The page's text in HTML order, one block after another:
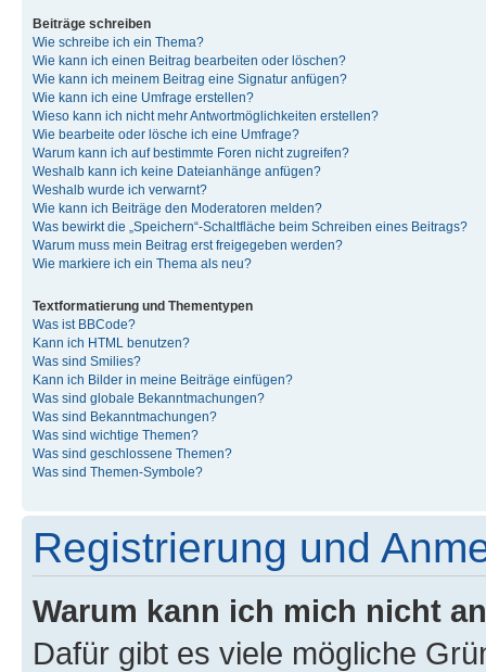
Beiträge schreiben
Wie schreibe ich ein Thema?
Wie kann ich einen Beitrag bearbeiten oder löschen?
Wie kann ich meinem Beitrag eine Signatur anfügen?
Wie kann ich eine Umfrage erstellen?
Wieso kann ich nicht mehr Antwortmöglichkeiten erstellen?
Wie bearbeite oder lösche ich eine Umfrage?
Warum kann ich auf bestimmte Foren nicht zugreifen?
Weshalb kann ich keine Dateianhänge anfügen?
Weshalb wurde ich verwarnt?
Wie kann ich Beiträge den Moderatoren melden?
Was bewirkt die „Speichern“-Schaltfläche beim Schreiben eines Beitrags?
Warum muss mein Beitrag erst freigegeben werden?
Wie markiere ich ein Thema als neu?
Textformatierung und Thementypen
Was ist BBCode?
Kann ich HTML benutzen?
Was sind Smilies?
Kann ich Bilder in meine Beiträge einfügen?
Was sind globale Bekanntmachungen?
Was sind Bekanntmachungen?
Was sind wichtige Themen?
Was sind geschlossene Themen?
Was sind Themen-Symbole?
Registrierung und
Warum kann ich mich nicht
Dafür gibt es viele mögliche